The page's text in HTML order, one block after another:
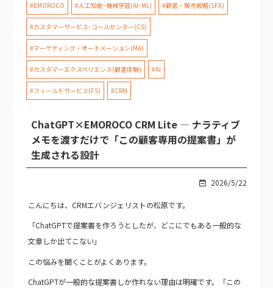
#EMOROCO #人工知能･機械学習(AI･ML) #顧客・販売戦略(SFA)
#カスタマーサービス･コールセンター(CS)
#マーケティング・オートメーション(MA)
#カスタマーエクスペリエンス(顧客体験) #AI
#フィールドサービス(FS) #CRM
ChatGPT×EMOROCO CRM Lite — ナラティブ
メモを渡すだけで「この顧客専用の提案書」が
生成される設計
2026/5/22
こんにちは、CRMエバンジェリストの松原です。
「ChatGPTで提案書を作ろうとしたが、どこにでもある一般的な
文章しか出てこない」
この悩みを聞くことがよくあります。
ChatGPTが一般的な提案書しか作れない理由は明確です。「この